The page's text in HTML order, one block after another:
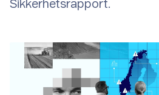
Sikkerhetsrapport.